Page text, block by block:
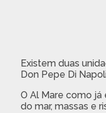
Existem duas
Don Pepe Di
O Al Mare como
do mar, massas e